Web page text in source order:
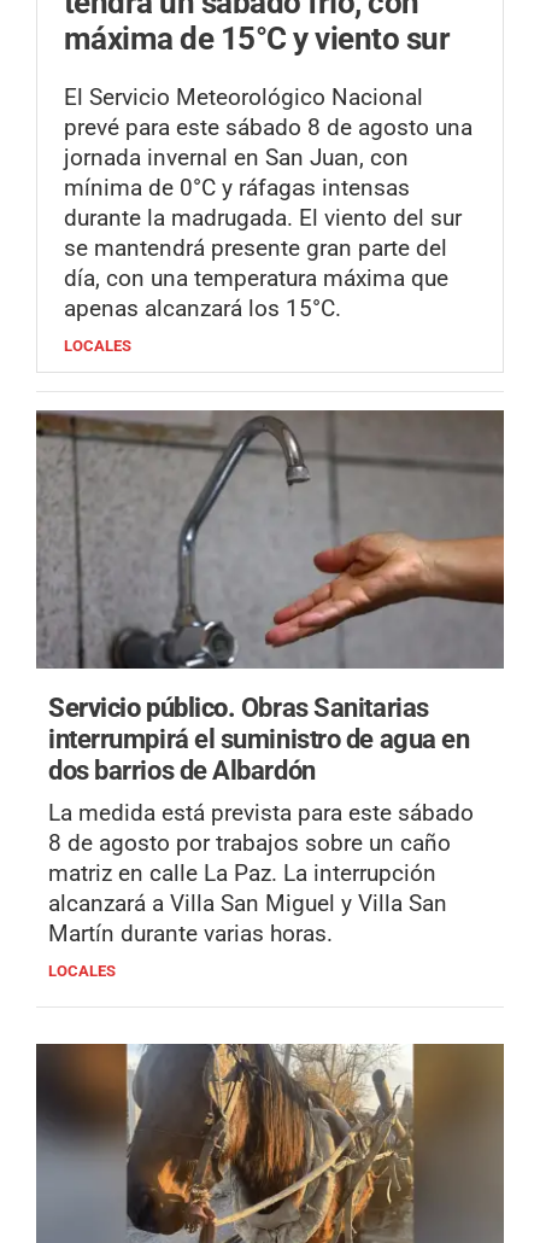
máxima de 15°C y viento sur
El Servicio Meteorológico Nacional
prevé para este sábado 8 de agosto una
jornada invernal en San Juan, con
mínima de 0°C y ráfagas intensas
durante la madrugada. El viento del sur
se mantendrá presente gran parte del
día, con una temperatura máxima que
apenas alcanzará los 15°C.
LOCALES
Servicio público. Obras Sanitarias
interrumpirá el suministro de agua en
dos barrios de Albardón
La medida está prevista para este sábado
8 de agosto por trabajos sobre un caño
matriz en calle La Paz. La interrupción
alcanzará a Villa San Miguel y Villa San
Martín durante varias horas.
LOCALES